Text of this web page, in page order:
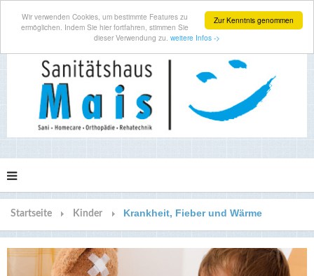
Zur Kenntnis genommen
Wir verwenden Cookies, um bestimmte Features zu
ermöglichen. Indem Sie hier fortfahren, stimmen Sie
dieser Verwendung zu. weitere Infos ->
Startseite Kinder Krankheit, Fieber und Wärme